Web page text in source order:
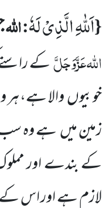
{اَللّٰهِ الَّذِیْ لَهٗ: اللّٰہ
اللّٰہعَزَّوَجَلَّکے
خوبیوںوالا ہے، ہر
زمین میںہے وہ
کے بندے اور
لازم ہےاور اس کے